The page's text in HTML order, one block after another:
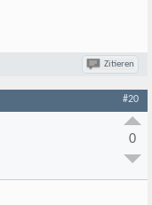
Zitieren
#20
0